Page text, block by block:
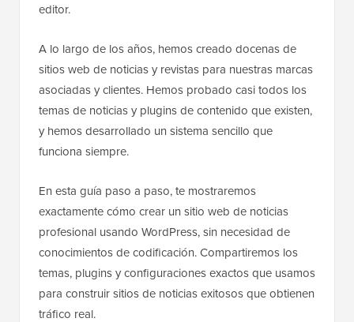
editor.
A lo largo de los años, hemos creado docenas de
sitios web de noticias y revistas para nuestras marcas
asociadas y clientes. Hemos probado casi todos los
temas de noticias y plugins de contenido que existen,
y hemos desarrollado un sistema sencillo que
funciona siempre.
En esta guía paso a paso, te mostraremos
exactamente cómo crear un sitio web de noticias
profesional usando WordPress, sin necesidad de
conocimientos de codificación. Compartiremos los
temas, plugins y configuraciones exactos que usamos
para construir sitios de noticias exitosos que obtienen
tráfico real.